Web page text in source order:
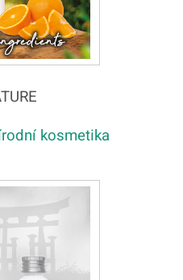
kosmetika